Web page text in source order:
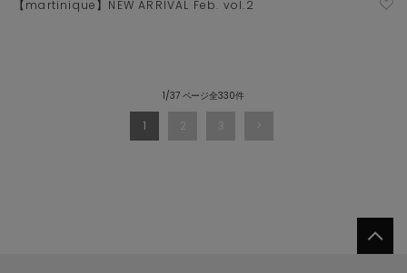
【martinique】NEW ARRIVAL Feb. vol.2
1/37 ページ全330件
1 2 3